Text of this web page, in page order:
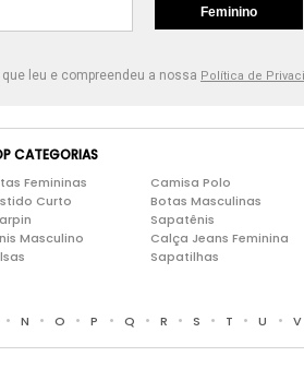
Feminino
leu e compreendeu a nossa Política de
CATEGORIAS
Femininas
Curto
Masculino
Camisa Polo
Botas Masculinas
Sapatênis
Calça Jeans Feminina
Sapatilhas
• N • O • P • Q • R • S • T • U • V